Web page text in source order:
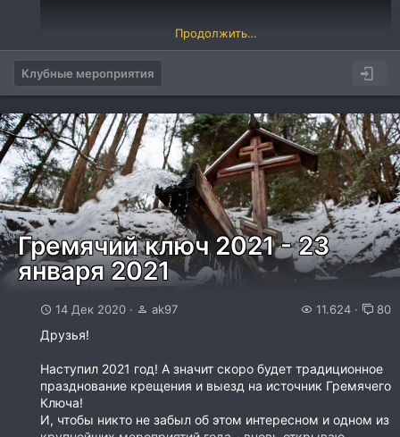
Продолжить…
Клубные мероприятия
Гремячий ключ 2021 - 23
января 2021
14 Дек 2020 ak97 11.624 80
Друзья!
Наступил 2021 год! А значит скоро будет традиционное
празднование крещения и выезд на источник Гремячего
Ключа!
И, чтобы никто не забыл об этом интересном и одном из